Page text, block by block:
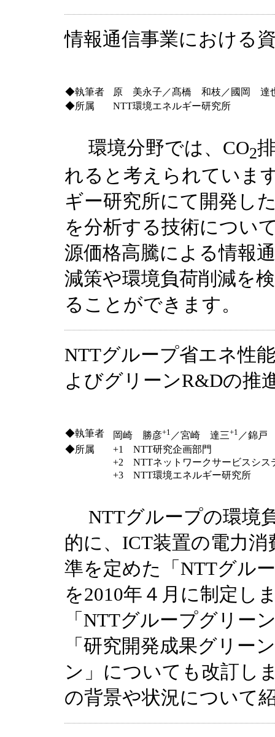
情報通信事業における
◆執筆者
原 美永子／髙橋 和枝／國岡 達
◆所属
NTT環境エネルギー研究所
環境分野では、CO2
れると考えられていま
ギー研究所にて開発し
を分析する技術につい
源価格高騰による情報
減策や環境負荷削減を
ることができます。
NTTグループ省エネ性
よびグリーンR&Dの推
◆執筆者 岡崎 勝彦+1 ／宮崎 達三+1 ／錦戸
◆所属
+1 NTT研究企画部門
+2 NTTネットワークサービスシス
+3 NTT環境エネルギー研究所
NTTグループの環境
的に、ICT装置の電力
準を定めた「NTTグル
を2010年４月に制定し
「NTTグループグリー
「研究開発成果グリー
ン」についても改訂し
の背景や状況について